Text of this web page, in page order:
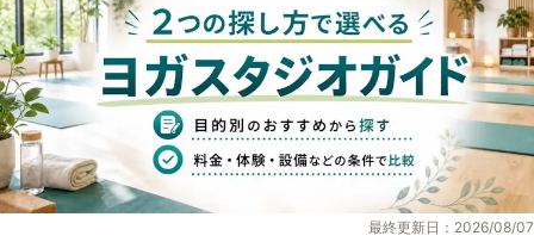
最終更新日：2026/08/07